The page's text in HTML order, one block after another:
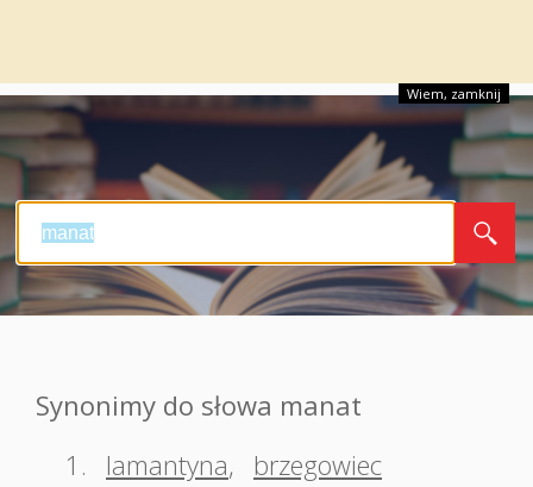
Wiem, zamknij
Synonimy do słowa manat
1.
lamantyna, brzegowiec